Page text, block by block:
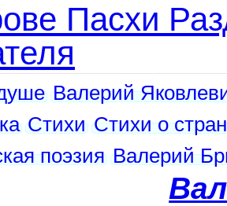
Пасхи
Валерий
Стихи Стихи о
поэзия Валерий